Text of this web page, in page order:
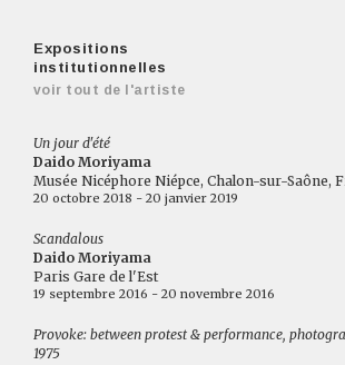
Expositions
institutionnelles
voir tout de l'artiste
Un jour d'été
Daido Moriyama
Musée Nicéphore Niépce, Chalon-sur-Saône,
20 octobre 2018 - 20 janvier 2019
Scandalous
Daido Moriyama
Paris Gare de l'Est
19 septembre 2016 - 20 novembre 2016
Provoke: between protest & performance,
1975